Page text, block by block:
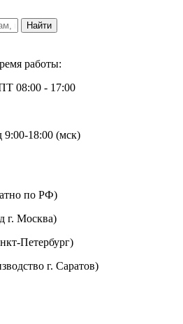
работы:
08:00 - 17:00
9:00-18:00 (мск)
по РФ)
г. Москва)
Петербург)
г. Саратов)